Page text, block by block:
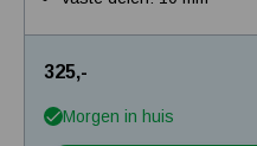
325,-
Morgen in huis